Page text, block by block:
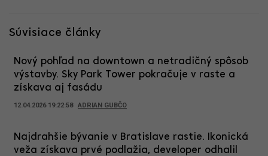
Súvisiace články
Nový pohľad na downtown a netradičný spôsob
výstavby. Sky Park Tower pokračuje v raste a
získava aj fasádu
12.04.2026 19:22:58 ADRIAN GUBČO
Najdrahšie bývanie v Bratislave rastie. Ikonická
veža získava prvé podlažia, developer odhalil